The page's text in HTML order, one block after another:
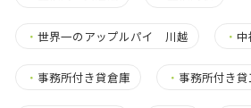
・ 世界一のアップルパイ 川越 ・
・ 事務所付き貸倉庫 ・ 事務所付き貸